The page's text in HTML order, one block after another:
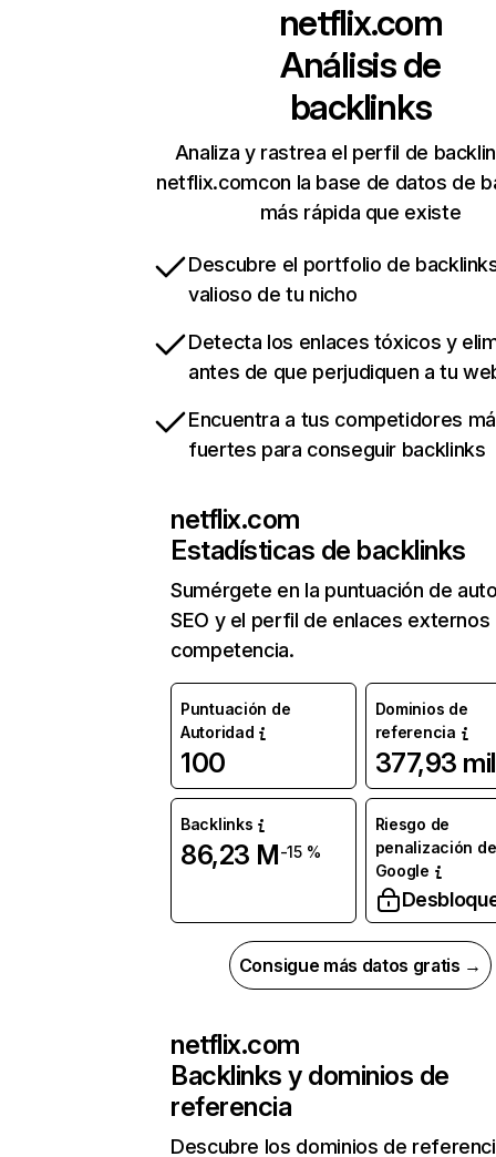
netflix.com
Análisis de
backlinks
Analiza y rastrea el perfil de
netflix.comcon la base de datos de
más rápida que existe
Descubre el portfolio de
valioso de tu nicho
Detecta los enlaces tóxicos y
antes de que perjudiquen a tu
Encuentra a tus competidores
fuertes para conseguir backlinks
netflix.com
Estadísticas de backlinks
Sumérgete en la puntuación de
SEO y el perfil de enlaces externos
competencia.
Puntuación de
Autoridad
100
Dominios de
referencia
377,93 mil
Backlinks
86,23 M-15 %
Riesgo de
penalización de
Google
Consigue más datos gratis →
netflix.com
Backlinks y dominios de
referencia
Descubre los dominios de